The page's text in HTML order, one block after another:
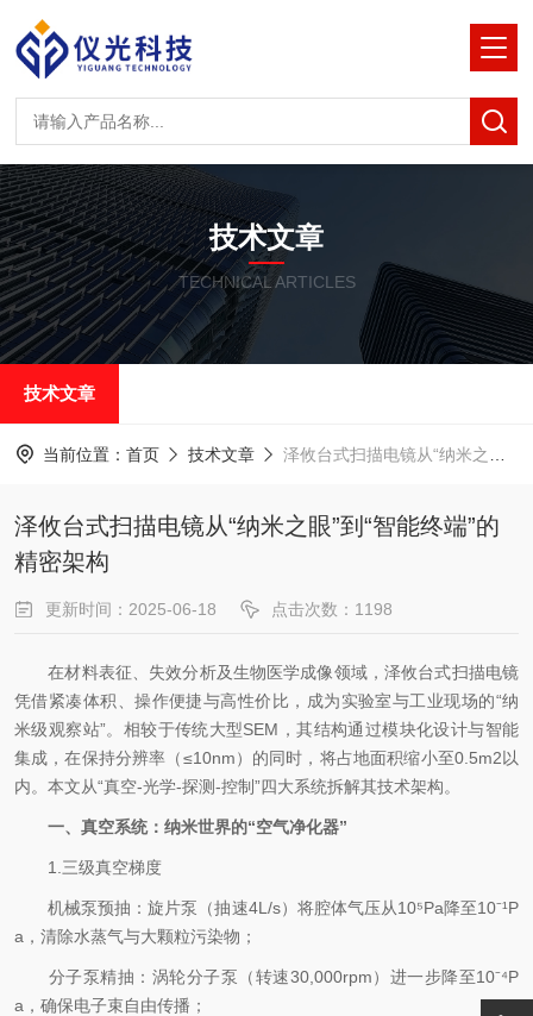
技术文章
TECHNICAL ARTICLES
技术文章
当前位置： 首页 技术文章 泽攸台式扫描电镜从“纳米之眼”到“智能终端”的精密架构
泽攸台式扫描电镜从“纳米之眼”到“智能终端”的
精密架构
更新时间：2025-06-18 点击次数：1198
在材料表征、失效分析及生物医学成像领域，泽攸台式扫描电镜
凭借紧凑体积、操作便捷与高性价比，成为实验室与工业现场的“纳
米级观察站”。相较于传统大型SEM，其结构通过模块化设计与智能
集成，在保持分辨率（≤10nm）的同时，将占地面积缩小至0.5m2以
内。本文从“真空-光学-探测-控制”四大系统拆解其技术架构。
一、真空系统：纳米世界的“空气净化器”
1.三级真空梯度
机械泵预抽：旋片泵（抽速4L/s）将腔体气压从10⁵Pa降至10⁻¹P
a，清除水蒸气与大颗粒污染物；
分子泵精抽：涡轮分子泵（转速30,000rpm）进一步降至10⁻⁴P
a，确保电子束自由传播；